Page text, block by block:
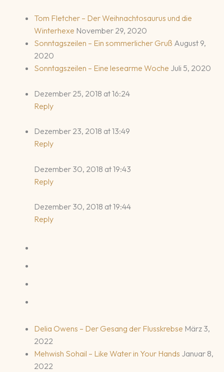
Tom Fletcher – Der Weihnachtosaurus und die
Winterhexe November 29, 2020
Sonntagszeilen – Ein sommerlicher Gruß August 9,
2020
Sonntagszeilen – Eine lesearme Woche Juli 5, 2020
Dezember 25, 2018 at 16:24
Reply
Dezember 23, 2018 at 13:49
Reply
Dezember 30, 2018 at 19:43
Reply
Dezember 30, 2018 at 19:44
Reply
Delia Owens – Der Gesang der Flusskrebse März 3,
2022
Mehwish Sohail – Like Water in Your Hands Januar 8,
2022